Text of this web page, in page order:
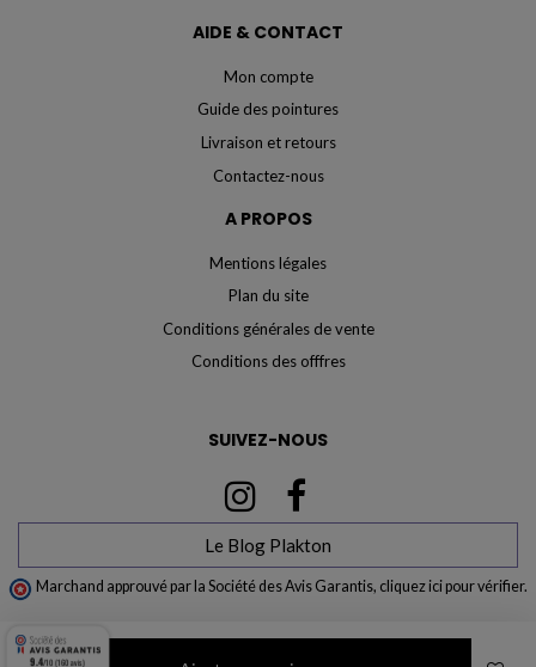
AIDE & CONTACT
Mon compte
Guide des pointures
Livraison et retours
Contactez-nous
A PROPOS
Mentions légales
Plan du site
Conditions générales de vente
Conditions des offfres
SUIVEZ-NOUS
Le Blog Plakton
Marchand approuvé par la Société des Avis Garantis, cliquez ici pour vérifier.
9.4/10 (160 avis)